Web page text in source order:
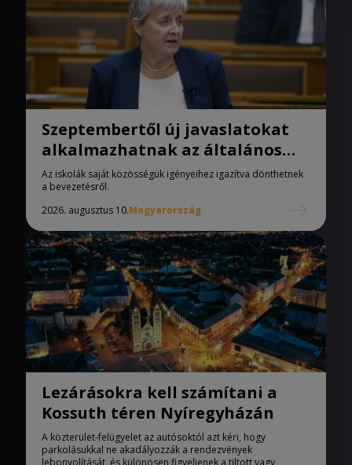
Szeptembertől új javaslatokat
alkalmazhatnak az általános
iskolák
Az iskolák saját közösségük igényeihez igazítva dönthetnek
a bevezetésről.
2026. augusztus 10.Magyarország
Lezárásokra kell számítani a
Kossuth téren Nyíregyházán
A közterület-felügyelet az autósoktól azt kéri, hogy
parkolásukkal ne akadályozzák a rendezvények